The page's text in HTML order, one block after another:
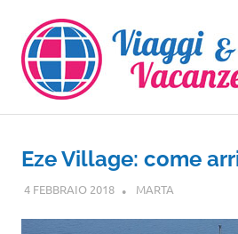
contenuto
Eze Village: come
4 FEBBRAIO 2018 MARTA